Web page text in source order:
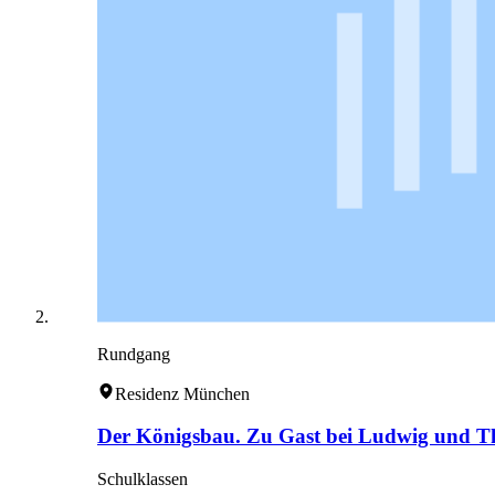
Rundgang
Residenz München
Der Königsbau. Zu Gast bei Ludwig und
Schulklassen